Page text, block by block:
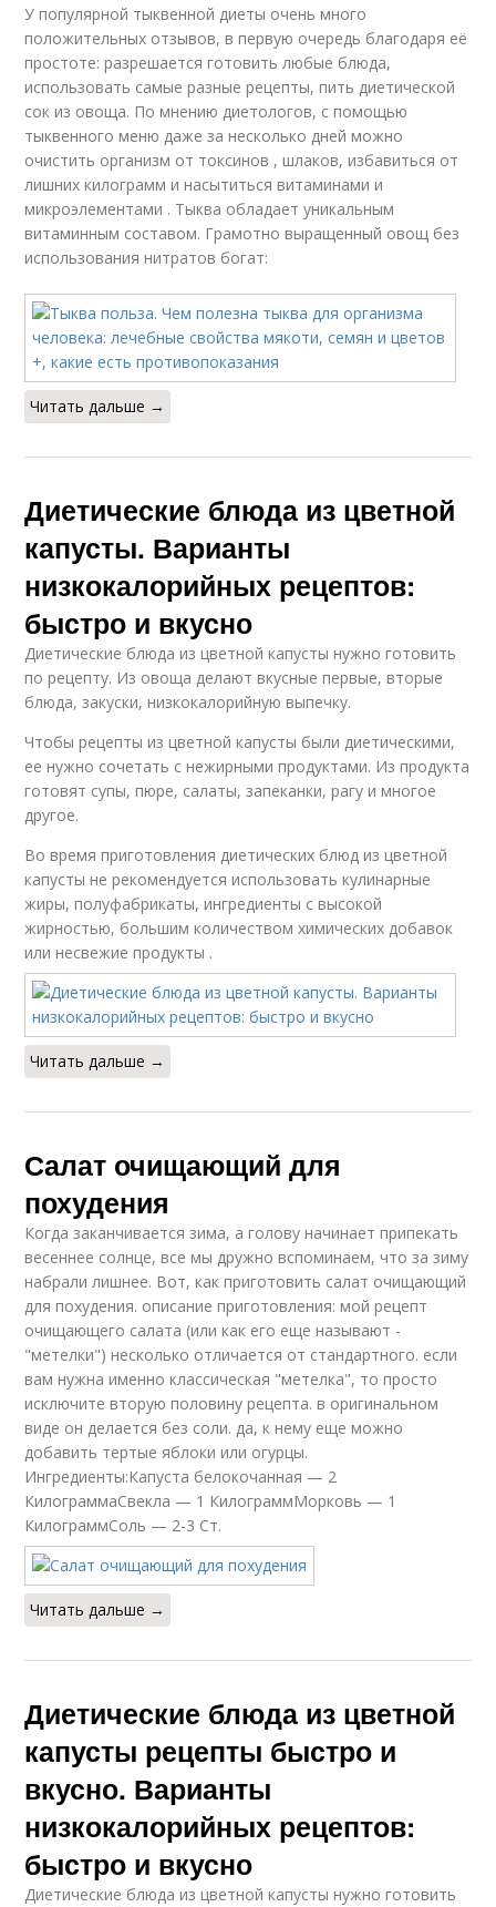
У популярной тыквенной диеты очень много
положительных отзывов, в первую очередь благодаря её
простоте: разрешается готовить любые блюда,
использовать самые разные рецепты, пить диетической
сок из овоща. По мнению диетологов, с помощью
тыквенного меню даже за несколько дней можно
очистить организм от токсинов , шлаков, избавиться от
лишних килограмм и насытиться витаминами и
микроэлементами . Тыква обладает уникальным
витаминным составом. Грамотно выращенный овощ без
использования нитратов богат:
Читать дальше →
Диетические блюда из цветной
капусты. Варианты
низкокалорийных рецептов:
быстро и вкусно
Диетические блюда из цветной капусты нужно готовить
по рецепту. Из овоща делают вкусные первые, вторые
блюда, закуски, низкокалорийную выпечку.
Чтобы рецепты из цветной капусты были диетическими,
ее нужно сочетать с нежирными продуктами. Из продукта
готовят супы, пюре, салаты, запеканки, рагу и многое
другое.
Во время приготовления диетических блюд из цветной
капусты не рекомендуется использовать кулинарные
жиры, полуфабрикаты, ингредиенты с высокой
жирностью, большим количеством химических добавок
или несвежие продукты .
Читать дальше →
Салат очищающий для
похудения
Когда заканчивается зима, а голову начинает припекать
весеннее солнце, все мы дружно вспоминаем, что за зиму
набрали лишнее. Вот, как приготовить салат очищающий
для похудения. описание приготовления: мой рецепт
очищающего салата (или как его еще называют -
"метелки") несколько отличается от стандартного. если
вам нужна именно классическая "метелка", то просто
исключите вторую половину рецепта. в оригинальном
виде он делается без соли. да, к нему еще можно
добавить тертые яблоки или огурцы.
Ингредиенты:Капуста белокочанная — 2
КилограммаСвекла — 1 КилограммМорковь — 1
КилограммСоль — 2-3 Ст.
Читать дальше →
Диетические блюда из цветной
капусты рецепты быстро и
вкусно. Варианты
низкокалорийных рецептов:
быстро и вкусно
Диетические блюда из цветной капусты нужно готовить